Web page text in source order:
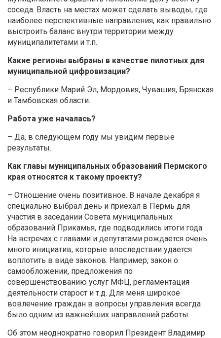
соседа. Власть на местах может сделать выводы, где
наиболее перспективные направления, как правильно
выстроить баланс внутри территории между
муниципалитетами и т.п.
Какие регионы выбраны в качестве пилотных для
муниципальной цифровизации?
– Республики Марий Эл, Мордовия, Чувашия, Брянская
и Тамбовская области.
Работа уже началась?
– Да, в следующем году мы увидим первые
результаты.
Как главы муниципальных образований Пермского
края относятся к такому проекту?
– Отношение очень позитивное. В начале декабря я
специально выбрал день и приехал в Пермь для
участия в заседании Совета муниципальных
образований Прикамья, где подводились итоги года.
На встречах с главами и депутатами рождается очень
много инициатив, которые впоследствии удается
воплотить в виде законов. Например, закон о
самообложении, предложения по
совершенствованию услуг МФЦ, регламентация
деятельности старост и т.д. Для меня широкое
вовлечение граждан в вопросы управления всегда
было одним из важнейших направлений работы.
Об этом неоднократно говорил Президент Владимир